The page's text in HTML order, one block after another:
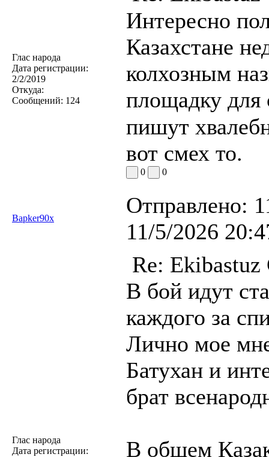
Глас народа
Дата регистрации:
2/2/2019
Откуда:
Сообщений: 124
Интересно
Казахстане
колхозным
площадку для
пишут
вот смех то.
0 0
Bapker90x
Отправлено:
11/5/2026
Глас народа
Дата регистрации:
Re: Ekibastuz
В бой идут
каждого за
Лично мое
Батухан и
брат
В общем